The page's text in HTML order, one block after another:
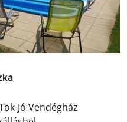
Jó Vendégház